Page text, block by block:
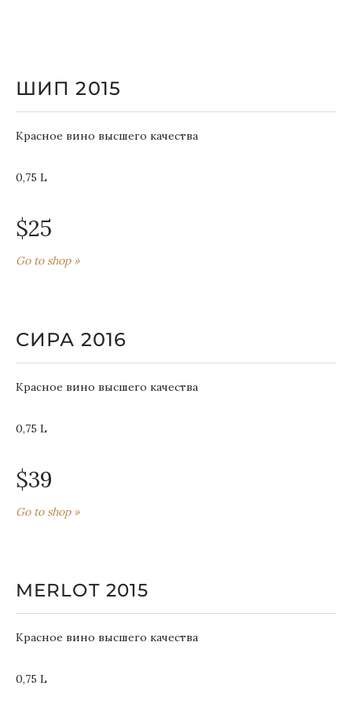
ШИП 2015
Красное вино высшего качества
0,75 L
$25
Go to shop »
СИРА 2016
Красное вино высшего качества
0,75 L
$39
Go to shop »
MERLOT 2015
Красное вино высшего качества
0,75 L